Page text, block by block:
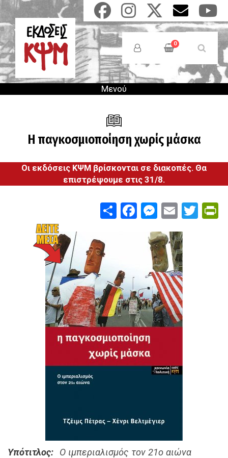
Παράκαμψη
προς
το
κυρίως
περιεχόμενο
Anonymous
Users
Menu
0
Μενού
Η παγκοσμιοποίηση χωρίς μάσκα
Οι εκδόσεις ΚΨΜ βρίσκονται σε διακοπές. Θα
επιστρέψουμε στις 31/8.
ShareFacebook
Email
Υπότιτλος Ο ιμπεριαλισμός τον 21ο αιώνα